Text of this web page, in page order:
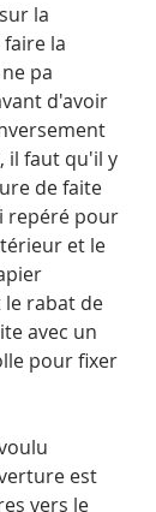
la
la
pa
d'avoir
il faut qu'il y
de faite
repéré pour
et le
rabat de
avec un
pour fixer
est
vers le